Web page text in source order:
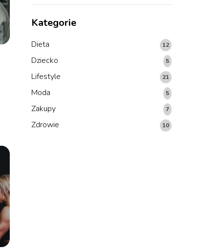
Kategorie
Dieta 12
Dziecko 5
Lifestyle 21
Moda 5
Zakupy 7
Zdrowie 10